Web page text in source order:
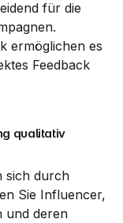
für die
ermöglichen es
Feedback
qualitativ
sich durch
Sie Influencer,
und deren